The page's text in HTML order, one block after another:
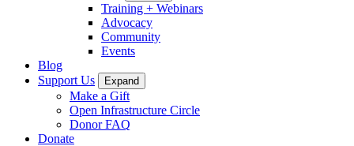
Training + Webinars
Advocacy
Community
Events
Blog
Support Us
Expand
Make a Gift
Open Infrastructure Circle
Donor FAQ
Donate